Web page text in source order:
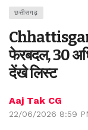
छत्तीसगढ़
फेरबदल, 30
देंखे लिस्ट
Aaj Tak CG
22/06/2026 8:59